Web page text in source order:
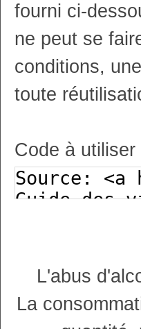
fourni ci-
ne peut se
conditions,
toute
Code à
L'abus
La